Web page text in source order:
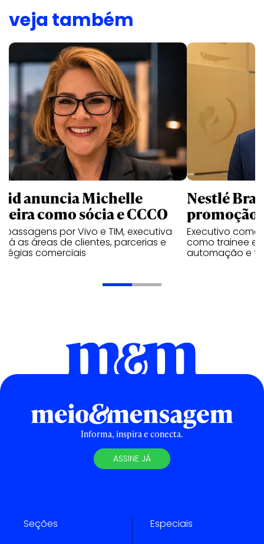
veja também
anuncia Michelle
como sócia e CCCO
passagens por Vivo e TIM, executiva
as áreas de clientes, parcerias e
comerciais
Nestlé
promoção
Executivo
como trainee e
automação e
Informa, inspira e conecta.
ASSINE JÁ
Seções Especiais